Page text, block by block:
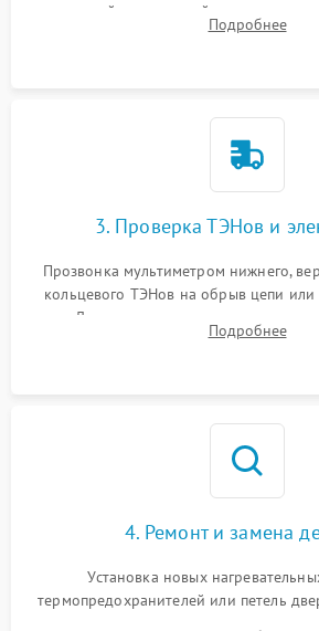
задней или верхней панели для
нагревательным элементам, плате
Подробнее
3. Проверка ТЭНов и
Прозвонка мультиметром нижнего,
кольцевого ТЭНов на обрыв цепи
Диагностика термостата,
переключателя режимов и
Подробнее
4. Ремонт и замена
Установка новых
термопредохранителей или петель